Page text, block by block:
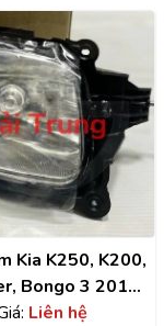
Kia K250, K200,
Bongo 3 2019
Liên hệ